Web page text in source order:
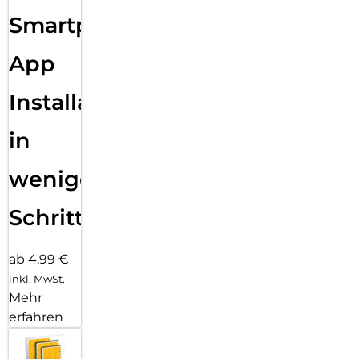
Sende eine Textnachricht, ruf jemanden an, lade Musik und
Podcasts und kontaktiere den Notruf – alles ohne dein
iPhone. Und jetzt bist du mit schnellem 5G unterwegs noch
Smartphone
App
Installation
in
wenigen
Schritten
ab 4,99 €
inkl. MwSt.
Mehr
erfahren